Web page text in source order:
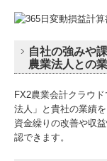
自社の強みや
農業法人との
FX2農業会計クラウ
法人」と貴社の業績を
資金繰りの改善や収
認できます。